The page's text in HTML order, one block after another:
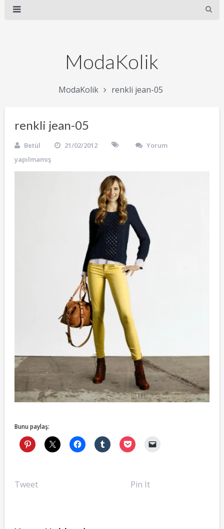
ModaKolik
ModaKolik renkli jean-05
renkli jean-05
Betül 21/02/2012
Yorum
yapılmamış
Bunu paylaş:
Tweet Pin It